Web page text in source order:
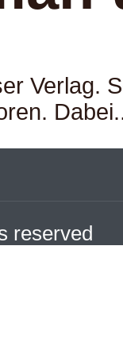
Verlag.
reserved